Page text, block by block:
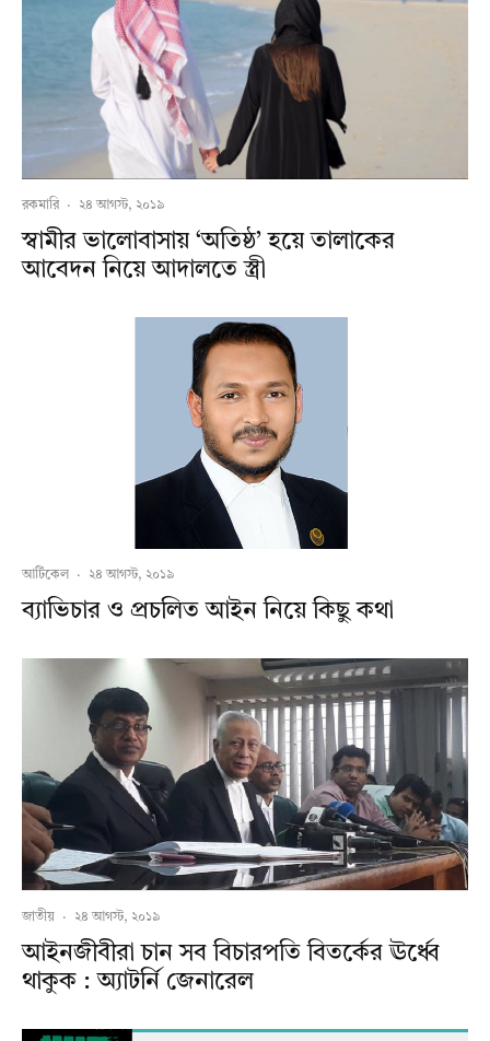
রকমারি · ২৪ আগস্ট, ২০১৯
স্বামীর ভালোবাসায় ‘অতিষ্ঠ’ হয়ে তালাকের
আবেদন নিয়ে আদালতে স্ত্রী
আর্টিকেল · ২৪ আগস্ট, ২০১৯
ব্যাভিচার ও প্রচলিত আইন নিয়ে কিছু কথা
জাতীয় · ২৪ আগস্ট, ২০১৯
আইনজীবীরা চান সব বিচারপতি বিতর্কের ঊর্ধ্বে
থাকুক : অ্যাটর্নি জেনারেল